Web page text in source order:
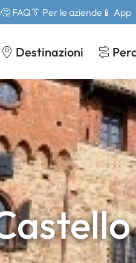
🤔 FAQ👔 Per le aziende 📱 App
Destinazioni